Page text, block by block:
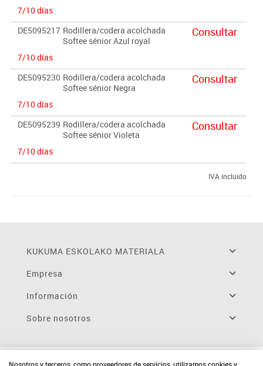
7/10 días
DE5095217 Rodillera/codera acolchada
Softee sénior Azul royal
7/10 días
Consultar
DE5095230 Rodillera/codera acolchada
Softee sénior Negra
7/10 días
Consultar
DE5095239 Rodillera/codera acolchada
Softee sénior Violeta
7/10 días
Consultar
IVA incluido
KUKUMA ESKOLAKO MATERIALA
Empresa
Información
Sobre nosotros